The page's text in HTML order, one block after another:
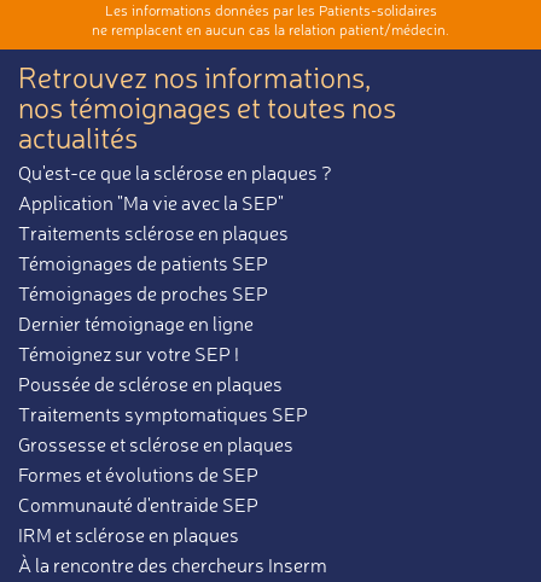
Les informations données par les Patients-solidaires
ne remplacent en aucun cas la relation patient/médecin.
Retrouvez nos informations,
nos témoignages et toutes nos
actualités
Qu'est-ce que la sclérose en plaques ?
Application "Ma vie avec la SEP"
Traitements sclérose en plaques
Témoignages de patients SEP
Témoignages de proches SEP
Dernier témoignage en ligne
Témoignez sur votre SEP !
Poussée de sclérose en plaques
Traitements symptomatiques SEP
Grossesse et sclérose en plaques
Formes et évolutions de SEP
Communauté d'entraide SEP
IRM et sclérose en plaques
À la rencontre des chercheurs Inserm